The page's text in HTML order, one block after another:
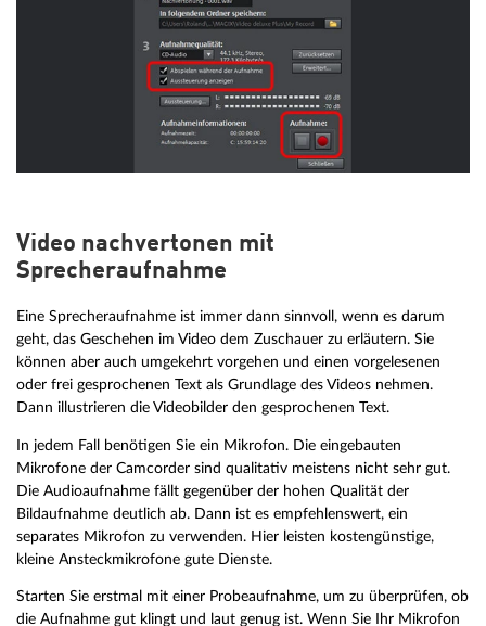
Video nachvertonen mit
Sprecheraufnahme
Eine Sprecheraufnahme ist immer dann sinnvoll, wenn es darum
geht, das Geschehen im Video dem Zuschauer zu erläutern. Sie
können aber auch umgekehrt vorgehen und einen vorgelesenen
oder frei gesprochenen Text als Grundlage des Videos nehmen.
Dann illustrieren die Videobilder den gesprochenen Text.
In jedem Fall benötigen Sie ein Mikrofon. Die eingebauten
Mikrofone der Camcorder sind qualitativ meistens nicht sehr gut.
Die Audioaufnahme fällt gegenüber der hohen Qualität der
Bildaufnahme deutlich ab. Dann ist es empfehlenswert, ein
separates Mikrofon zu verwenden. Hier leisten kostengünstige,
kleine Ansteckmikrofone gute Dienste.
Starten Sie erstmal mit einer Probeaufnahme, um zu überprüfen, ob
die Aufnahme gut klingt und laut genug ist. Wenn Sie Ihr Mikrofon